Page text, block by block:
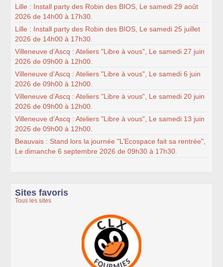
Lille : Install party des Robin des BIOS, Le samedi 29 août
2026 de 14h00 à 17h30.
Lille : Install party des Robin des BIOS, Le samedi 25 juillet
2026 de 14h00 à 17h30.
Villeneuve d’Ascq : Ateliers "Libre à vous", Le samedi 27 juin
2026 de 09h00 à 12h00.
Villeneuve d’Ascq : Ateliers "Libre à vous", Le samedi 6 juin
2026 de 09h00 à 12h00.
Villeneuve d’Ascq : Ateliers "Libre à vous", Le samedi 20 juin
2026 de 09h00 à 12h00.
Villeneuve d’Ascq : Ateliers "Libre à vous", Le samedi 13 juin
2026 de 09h00 à 12h00.
Beauvais : Stand lors la journée "L’Ecospace fait sa rentrée",
Le dimanche 6 septembre 2026 de 09h30 à 17h30.
Sites favoris
Tous les sites